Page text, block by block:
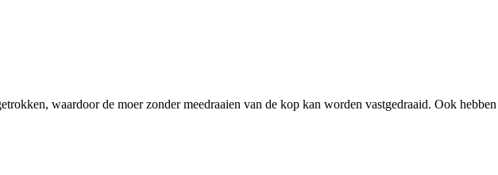
waardoor de moer zonder meedraaien van de kop kan worden vastgedraaid. Ook